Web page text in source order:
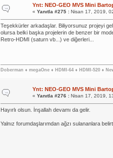
Ynt: NEO-GEO MVS Mini
« Yanıtla #275 :Nisan 17, 2019,
Teşekkürler arkadaşlar. Biliyorsunuz projeyi
olursa belki başka projelerin de benzer bir
Retro-HDMI (saturn vb...) ve diğerleri...
Doberman ♦ megaOne ♦ HDMI-64 ♦ HDMI-520 ♦
Ynt: NEO-GEO MVS Mini
« Yanıtla #276 :Nisan 17, 2019,
Hayırlı olsun. İnşallah devamı da gelir.
Yalnız forumdaşlarımdan ağzı sulananlara